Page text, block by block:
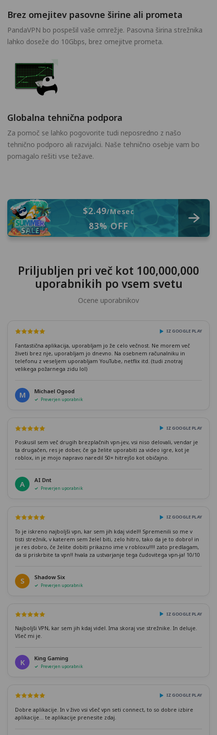
Brez omejitev pasovne širine ali prometa
PandaVPN bo pospešil vaše omrežje. Pasovna širina strežnika
lahko doseže do 10Gbps, brez omejitve prometa.
Globalna tehnična podpora
Za pomoč se lahko pogovorite tudi neposredno z našo
tehnično podporo ali razvijalci. Naše tehnično osebje vam bo
pomagalo rešiti vse težave.
$2.49/Mesec
83% OFF
Priljubljen pri več kot 100,000,000
uporabnikih po vsem svetu
Ocene uporabnikov
IZ GOOGLE PLAY
Fantastična aplikacija, uporabljam jo že celo večnost. Ne morem več
živeti brez nje, uporabljam jo dnevno. Na osebnem računalniku in
telefonu z veseljem uporabljam YouTube, netflix itd. (tudi znotraj
velikega požarnega zidu lol)
M Michael Ogood
Preverjen uporabnik
IZ GOOGLE PLAY
Poskusil sem več drugih brezplačnih vpn-jev, vsi niso delovali, vendar je
ta drugačen, res je dober, če ga želite uporabiti za video igre, kot je
roblox, in je mojo napravo naredil 50× hitrejšo kot običajno.
A AI Dnt
Preverjen uporabnik
IZ GOOGLE PLAY
To je iskreno najboljši vpn, kar sem jih kdaj videl!! Spremenili so me v
tisti strežnik, v katerem sem želel biti, zelo hitro, tako da je to dobro! in
je res dobro, če želite dobiti prikazno ime v robloxu!!!! zato predlagam,
da si priskrbite ta vpn!! hvala za ustvarjanje tega čudovitega vpn-ja! 10/10
S Shadow Six
Preverjen uporabnik
IZ GOOGLE PLAY
Najboljši VPN, kar sem jih kdaj videl. Ima skoraj vse strežnike. In deluje.
Všeč mi je.
K King Gaming
Preverjen uporabnik
IZ GOOGLE PLAY
Dobre aplikacije. In v živo vsi všeč vpn seti connect, to so dobre izbire
aplikacije... te aplikacije prenesite zdaj.